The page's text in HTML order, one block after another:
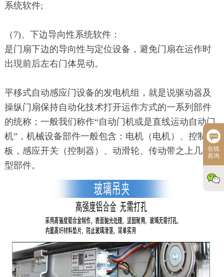
系统软件;
（7)、下边导向性系统软件：
是门扇下边的导向性与定位设备，避免门扇在运作时
出現前后左右门体晃动。
平移式自动感应门设备的发电机组，就是说驱动器及
操纵门扇保持自动化技术打开运作方式的一系列部件
的统称；一般我们称作“自动门机或是直线运动自动门
机”，机械设备部件一般包含：电机（电机）、控制
板，感应开关（控制器）、动滑轮、传动带之上几大
型部件。
在线
咨询